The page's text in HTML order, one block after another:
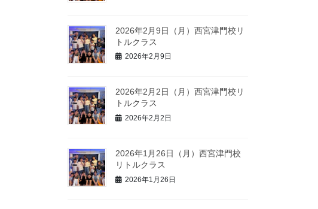
2026年2月9日（月）西宮津門校リ
トルクラス
2026年2月9日
2026年2月2日（月）西宮津門校リ
トルクラス
2026年2月2日
2026年1月26日（月）西宮津門校
リトルクラス
2026年1月26日